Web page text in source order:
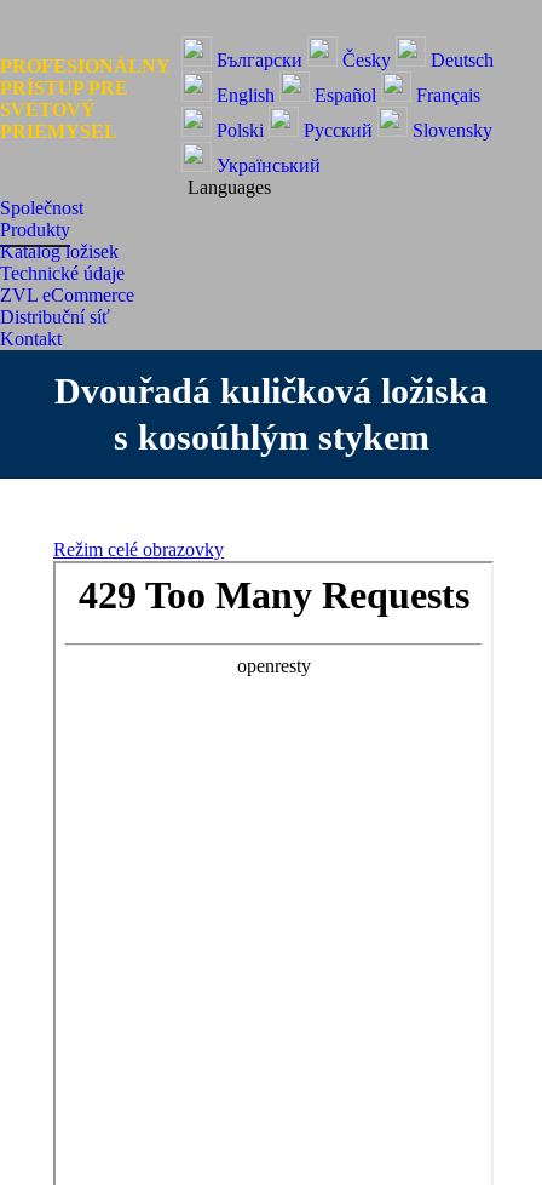
PROFESIONÁLNY
PRÍSTUP PRE
SVETOVÝ
PRIEMYSEL
page
opens
new
page
opens
in
new
page
new
Български
Česky
Deutsch
English
Español
Français
Polski
Русский
Slovensky
Український
Languages
Společnost
Produkty
Katalog ložisek
Technické údaje
ZVL eCommerce
Distribuční síť
Kontakt
Dvouřadá kuličková ložiska
s kosoúhlým stykem
Režim celé obrazovky